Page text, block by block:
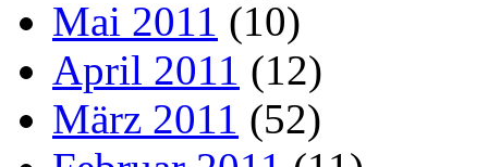
Mai 2011 (10)
April 2011 (12)
März 2011 (52)